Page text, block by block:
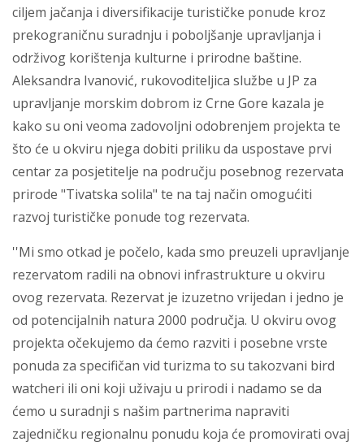
ciljem jačanja i diversifikacije turističke ponude kroz
prekograničnu suradnju i poboljšanje upravljanja i
održivog korištenja kulturne i prirodne baštine.
Aleksandra Ivanović, rukovoditeljica službe u JP za
upravljanje morskim dobrom iz Crne Gore kazala je
kako su oni veoma zadovoljni odobrenjem projekta te
što će u okviru njega dobiti priliku da uspostave prvi
centar za posjetitelje na području posebnog rezervata
prirode "Tivatska solila" te na taj način omogućiti
razvoj turističke ponude tog rezervata.
''Mi smo otkad je počelo, kada smo preuzeli upravljanje
rezervatom radili na obnovi infrastrukture u okviru
ovog rezervata. Rezervat je izuzetno vrijedan i jedno je
od potencijalnih natura 2000 područja. U okviru ovog
projekta očekujemo da ćemo razviti i posebne vrste
ponuda za specifičan vid turizma to su takozvani bird
watcheri ili oni koji uživaju u prirodi i nadamo se da
ćemo u suradnji s našim partnerima napraviti
zajedničku regionalnu ponudu koja će promovirati ovaj